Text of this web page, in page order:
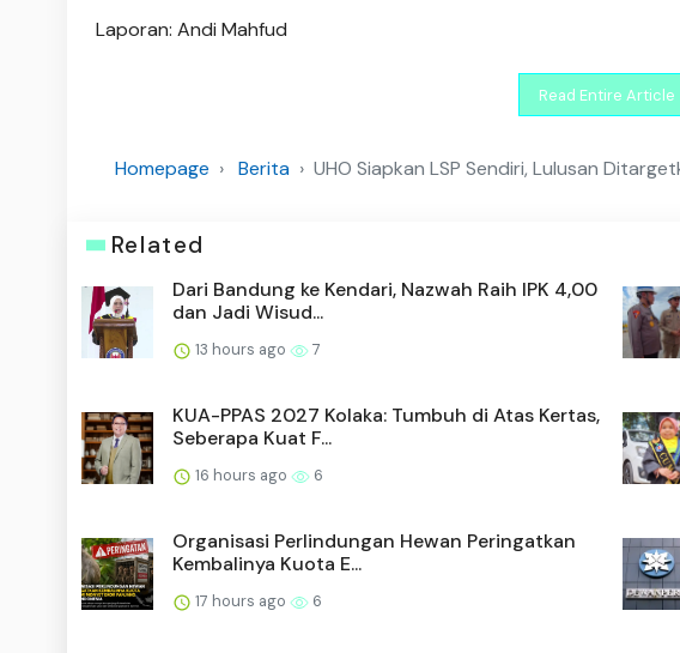
Laporan: Andi Mahfud
Read Entire Article
Homepage Berita UHO Siapkan LSP Sendiri, Lulusan
Related
Dari Bandung ke Kendari, Nazwah Raih IPK 4,00
dan Jadi Wisud...
13 hours ago 7
KUA-PPAS 2027 Kolaka: Tumbuh di Atas Kertas,
Seberapa Kuat F...
16 hours ago 6
Organisasi Perlindungan Hewan Peringatkan
Kembalinya Kuota E...
17 hours ago 6